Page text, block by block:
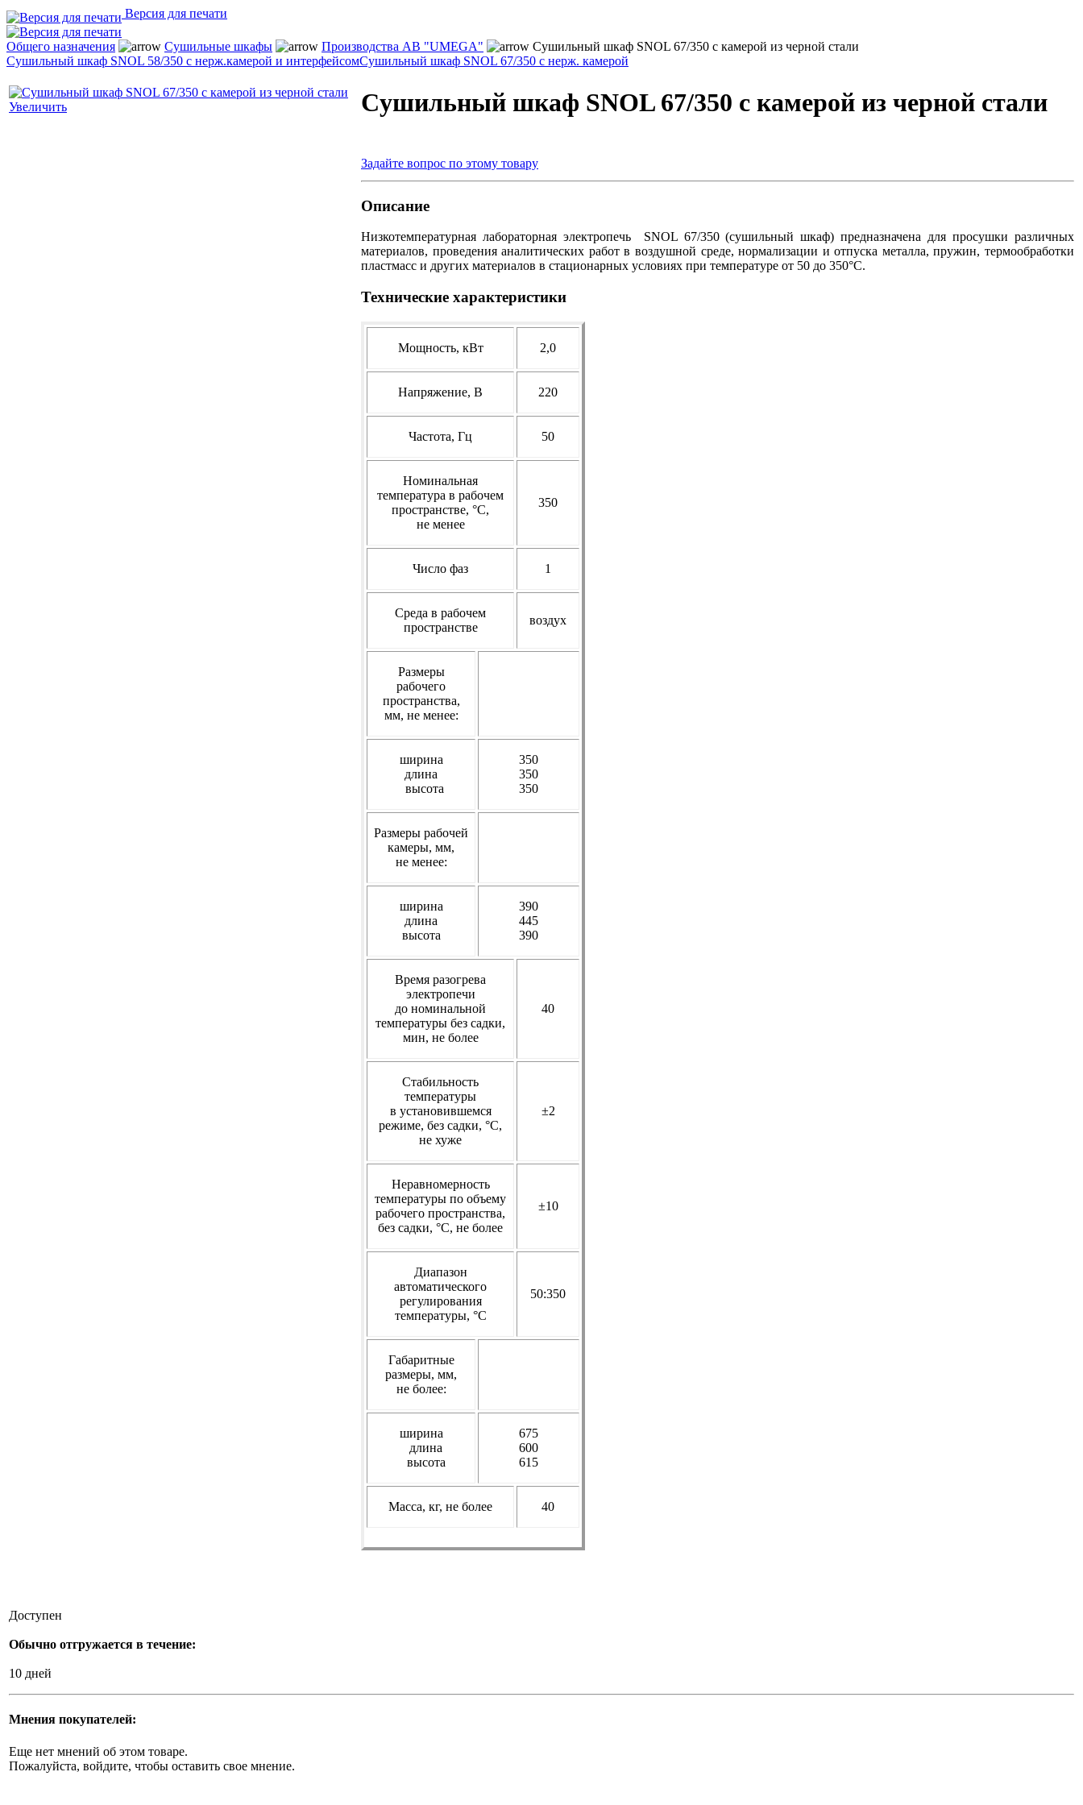
Версия для печати
Общего назначения Сушильные шкафы Производства AB "UMEGA"
Cушильный шкаф SNOL 67/350 c камерой из черной стали
Cушильный шкаф SNOL 58/350 с нерж.камерой и интерфейсомCушильный шкаф SNOL 67/350 c нерж. камерой
Увеличить Cушильный шкаф SNOL 67/350 c камерой из черной стали
Задайте вопрос по этому товару
Описание
Низкотемпературная лабораторная электропечь SNOL 67/350 (сушильный шкаф) предназначена для просушки различных
материалов, проведения аналитических работв воздушной среде, нормализации и отпуска металла, пружин, термообработки
пластмасс и других материалов в стационарных условиях при температуре от 50 до 350°С.
Технические характеристики
Мощность, кВт 2,0
Напряжение, В 220
Частота, Гц 50
Номинальная
температура в рабочем
пространстве, °С,
не менее
350
Число фаз 1
Среда в рабочем
пространстве
воздух
Размеры
рабочего
пространства,
мм, не менее:
ширина
длина
высота
350
350
350
Размеры рабочей
камеры, мм,
не менее:
ширина
длина
высота
390
445
390
Время разогрева
электропечи
до номинальной
температуры без садки,
мин, не более
40
Стабильность
температуры
в установившемся
режиме, без садки, °С,
не хуже
±2
Неравномерность
температуры по объему
рабочего пространства,
без садки, °С, не более
±10
Диапазон
автоматического
регулирования
температуры, °С
50:350
Габаритные
размеры, мм,
не более:
ширина
длина
высота
675
600
615
Масса, кг, не более 40
Доступен
Обычно отгружается в течение:
10 дней
Мнения покупателей:
Еще нет мнений об этом товаре.
Пожалуйста, войдите, чтобы оставить свое мнение.